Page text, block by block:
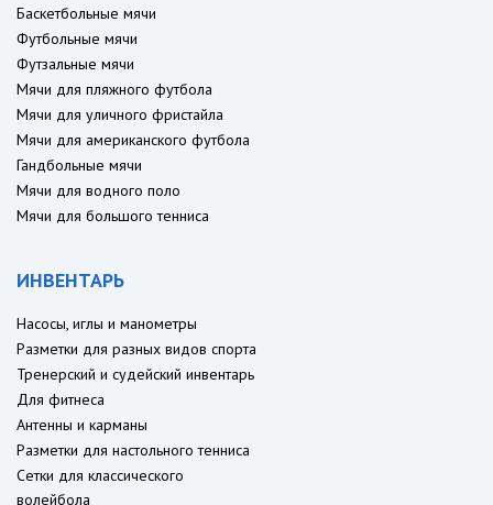
Баскетбольные мячи
Футбольные мячи
Футзальные мячи
Мячи для пляжного футбола
Мячи для уличного фристайла
Мячи для американского футбола
Гандбольные мячи
Мячи для водного поло
Мячи для большого тенниса
ИНВЕНТАРЬ
Насосы, иглы и манометры
Разметки для разных видов спорта
Тренерский и судейский инвентарь
Для фитнеса
Антенны и карманы
Разметки для настольного тенниса
Сетки для классического
волейбола